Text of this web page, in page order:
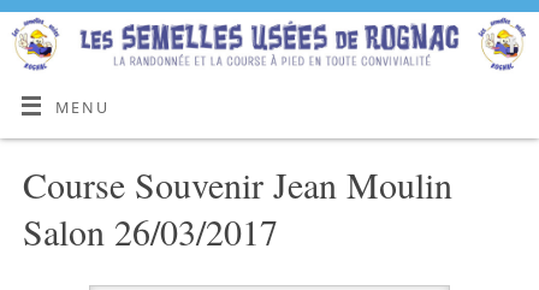
MENU
Course Souvenir Jean Moulin
Salon 26/03/2017